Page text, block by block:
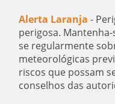
Alerta Laranja -
perigosa.
se regularmente
meteorológicas
riscos que possam
conselhos das